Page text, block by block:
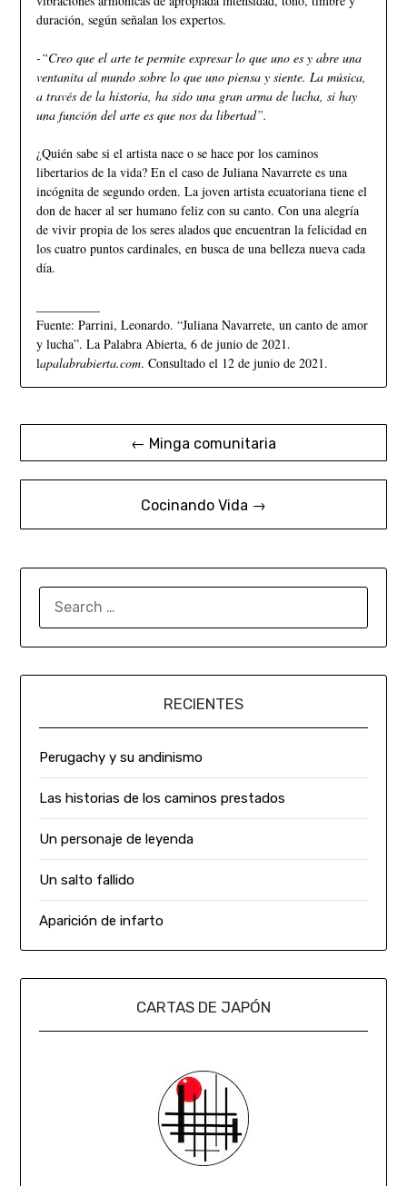
duración, según señalan los expertos.
-“Creo que el arte te permite expresar lo que uno es y abre una
ventanita al mundo sobre lo que uno piensa y siente. La música,
a través de la historia, ha sido una gran arma de lucha, si hay
una función del arte es que nos da libertad”.
¿Quién sabe si el artista nace o se hace por los caminos
libertarios de la vida? En el caso de Juliana Navarrete es una
incógnita de segundo orden. La joven artista ecuatoriana tiene el
don de hacer al ser humano feliz con su canto. Con una alegría
de vivir propia de los seres alados que encuentran la felicidad en
los cuatro puntos cardinales, en busca de una belleza nueva cada
día.
Fuente: Parrini, Leonardo. “Juliana Navarrete, un canto de amor
y lucha”. La Palabra Abierta, 6 de junio de 2021.
lapalabrabierta.com. Consultado el 12 de junio de 2021.
← Minga comunitaria
Cocinando Vida →
RECIENTES
Perugachy y su andinismo
Las historias de los caminos prestados
Un personaje de leyenda
Un salto fallido
Aparición de infarto
CARTAS DE JAPÓN